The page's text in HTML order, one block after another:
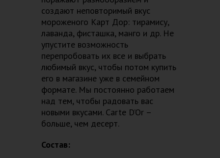
создают неповторимый вкус
мороженого Карт Дор: тирамису,
лаванда, фисташка, манго и др. Не
упустите возможность
перепробовать их все и выбрать
любимый вкус, чтобы потом купить
его в магазине уже в семейном
формате. Мы постоянно работаем
над тем, чтобы радовать вас
новыми вкусами. Carte D’Or –
больше, чем десерт.
Состав: